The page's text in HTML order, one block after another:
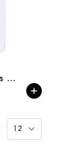
Set of replaceable discs for electric foot file